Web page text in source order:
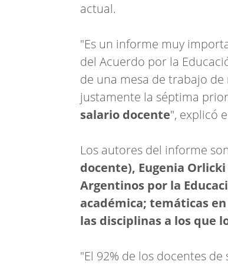
actual.
"Es un informe muy
del Acuerdo por la
de una mesa de trabajo
justamente la séptima
salario docente", explicó
Los autores del informe
docente), Eugenia
Argentinos por la
académica; temáticas
las disciplinas a los que
"El 92% de los docentes